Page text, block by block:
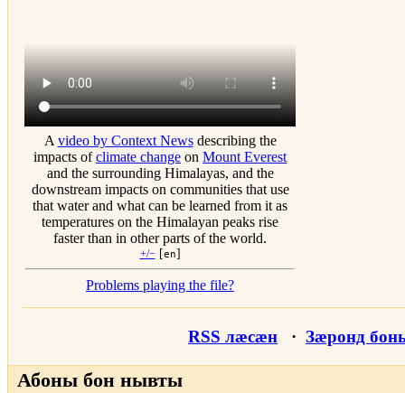
A video by Context Newsdescribing the
impacts ofclimate change on Mount Everest
and the surrounding Himalayas, and the
downstream impacts on communities that use
that water and what can be learned from it as
temperatures on the Himalayan peaks rise
faster than in other parts of the world.
+/−[en]
Problems playing the file?
RSS лӕсӕн · Зæронд
Абоны бон нывты